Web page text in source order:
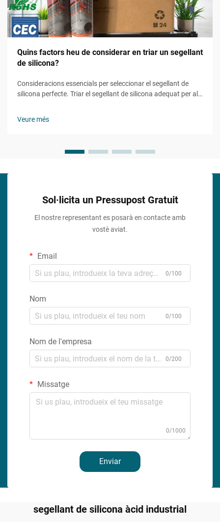
Quins factors heu de considerar en triar un segellant
de silicona?
Consideracions essencials per seleccionar el segellant de
silicona perfecte. Triar el segellant de silicona adequat per al
Veure més
Sol·licita un Pressupost Gratuit
El nostre representant es posarà en contacte amb
vostè aviat.
Email
0/100
Nom
0/100
Nom de l'empresa
0/200
Missatge
0/1000
Enviar
segellant de silicona àcid industrial